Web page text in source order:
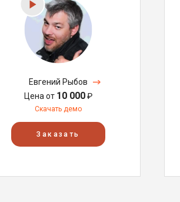
Евгений Рыбов
Цена от 10 000₽
Скачать демо
Заказать